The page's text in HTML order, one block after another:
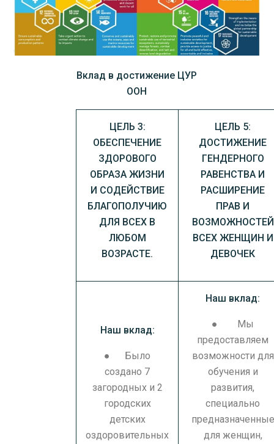
Вклад в достижение ЦУР
ООН
ЦЕЛЬ 3:
ОБЕСПЕЧЕНИЕ
ЗДОРОВОГО
ОБРАЗА ЖИЗНИ
И СОДЕЙСТВИЕ
БЛАГОПОЛУЧИЮ
ДЛЯ ВСЕХ В
ЛЮБОМ
ВОЗРАСТЕ.
ЦЕЛЬ 5:
ДОСТИЖЕНИЕ
ГЕНДЕРНОГО
РАВЕНСТВА И
РАСШИРЕНИЕ
ПРАВ И
ВОЗМОЖНОСТЕЙ
ВСЕХ ЖЕНЩИН И
ДЕВОЧЕК
Наш вклад:
● Было
создано 7
загородных и 2
городских
детских
оздоровительных
Наш вклад:
● Мы
предоставляем
возможности для
обучения и
развития,
специально
предназначенные
для женщин,